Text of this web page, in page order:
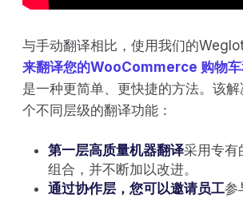
与手动翻译相比，使用我们的
来翻译您的WooCommerce 购物车
是一种更简单、更快捷的方法。该
个不同层级的翻译功能：
第一层高质量机器翻译采用专有
组合，并不断加以改进。
通过协作层，您可以邀请员工参